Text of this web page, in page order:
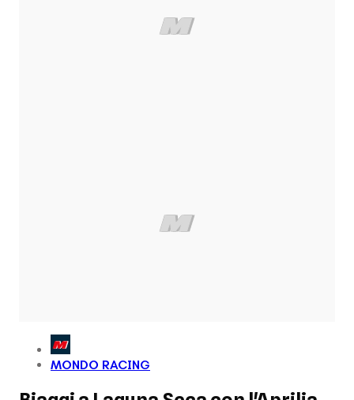
MONDO RACING